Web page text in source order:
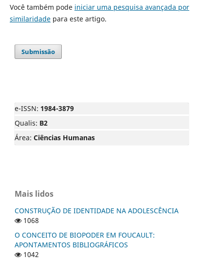
Você também pode iniciar uma pesquisa avançada por
similaridadepara este artigo.
Submissão
e-ISSN: 1984-3879
Qualis: B2
Área: Ciências Humanas
Mais lidos
CONSTRUÇÃO DE IDENTIDADE NA ADOLESCÊNCIA
1068
O CONCEITO DE BIOPODER EM FOUCAULT:
APONTAMENTOS BIBLIOGRÁFICOS
1042